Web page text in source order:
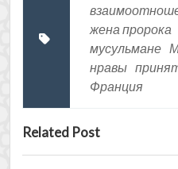
жена пророка
мусульмане
нравы
Франция
Related Post